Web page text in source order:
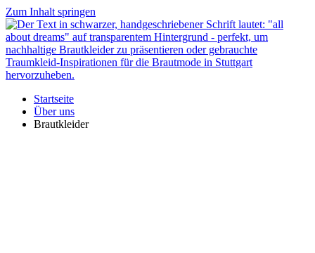
Zum Inhalt springen
Startseite
Über uns
Brautkleider